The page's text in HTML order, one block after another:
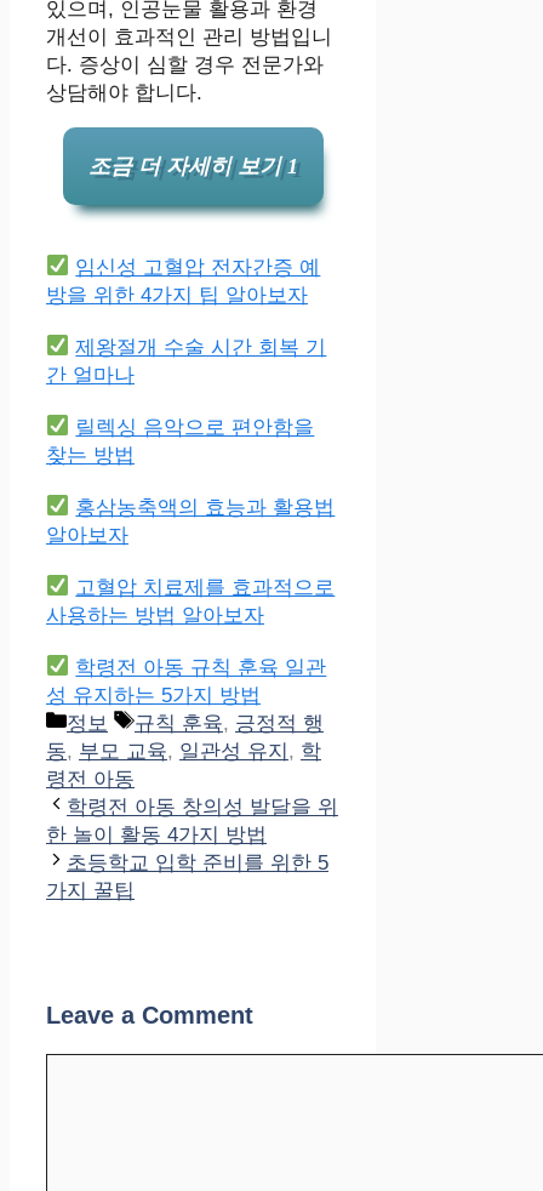
있으며, 인공눈물 활용과 환경
개선이 효과적인 관리 방법입니
다. 증상이 심할 경우 전문가와
상담해야 합니다.
조금 더 자세히 보기 1
임신성 고혈압 전자간증 예
방을 위한 4가지 팁 알아보자
제왕절개 수술 시간 회복 기
간 얼마나
릴렉싱 음악으로 편안함을
찾는 방법
홍삼농축액의 효능과 활용법
알아보자
고혈압 치료제를 효과적으로
사용하는 방법 알아보자
학령전 아동 규칙 훈육 일관
성 유지하는 5가지 방법
Categories
정보 Tags
규칙 훈육, 긍정적 행
동, 부모 교육, 일관성 유지 , 학
령전 아동
학령전 아동 창의성 발달을 위
한 놀이 활동 4가지 방법
초등학교 입학 준비를 위한 5
가지 꿀팁
Leave a Comment